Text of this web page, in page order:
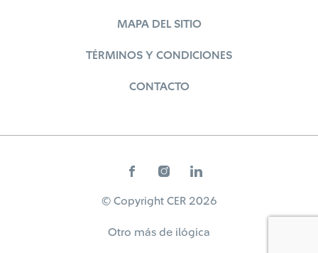
MAPA DEL SITIO
TÉRMINOS Y CONDICIONES
CONTACTO
© Copyright CER 2026
Otro más de ilógica